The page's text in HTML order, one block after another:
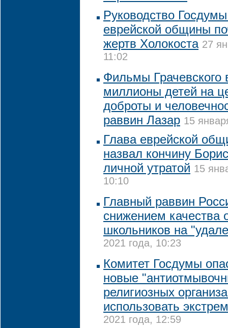
Руководство
еврейской общины
жертв Холокоста 27
11:02
Фильмы Грачевского
миллионы детей на
доброты и
раввин Лазар 15
Глава еврейской
назвал кончину
личной утратой 15
10:10
Главный раввин
снижением качества
школьников на
2021 года, 10:23
Комитет Госдумы
новые
религиозных
использовать
2021 года, 12:59